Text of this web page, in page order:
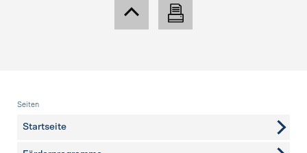
Fusszeile
Seiten
Startseite